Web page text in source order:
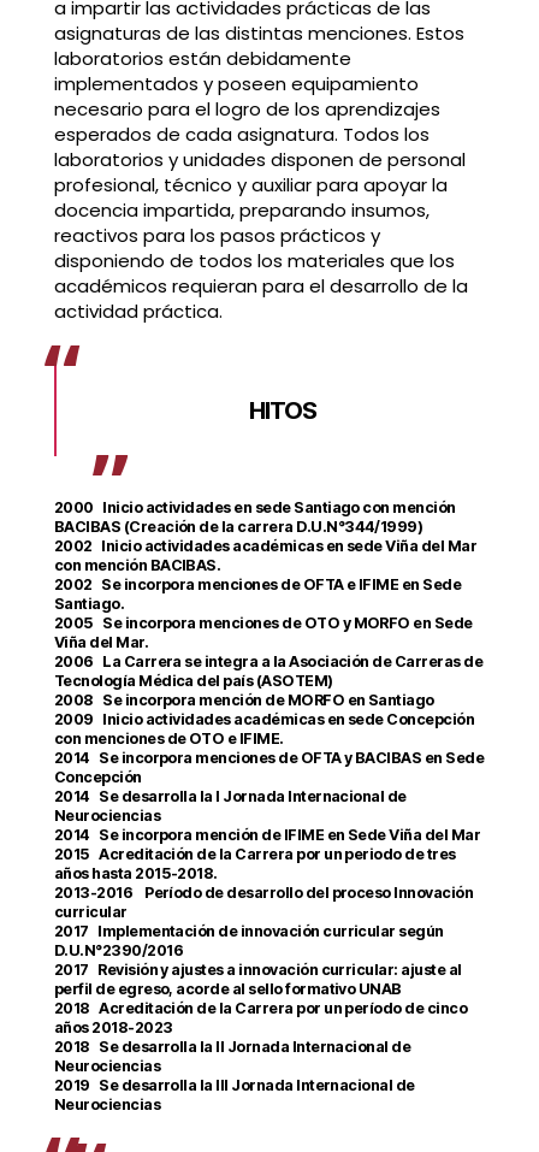
a impartir las actividades prácticas de las
asignaturas de las distintas menciones. Estos
laboratorios están debidamente
implementados y poseen equipamiento
necesario para el logro de los aprendizajes
esperados de cada asignatura. Todos los
laboratorios y unidades disponen de personal
profesional, técnico y auxiliar para apoyar la
docencia impartida, preparando insumos,
reactivos para los pasos prácticos y
disponiendo de todos los materiales que los
académicos requieran para el desarrollo de la
actividad práctica.
HITOS
2000 Inicio actividades en sede Santiago con mención
BACIBAS (Creación de la carrera D.U.N°344/1999)
2002 Inicio actividades académicas en sede Viña del Mar
con mención BACIBAS.
2002 Se incorpora menciones de OFTA e IFIME en Sede
Santiago.
2005 Se incorpora menciones de OTO y MORFO en Sede
Viña del Mar.
2006 La Carrera se integra a la Asociación de Carreras de
Tecnología Médica del país (ASOTEM)
2008 Se incorpora mención de MORFO en Santiago
2009 Inicio actividades académicas en sede Concepción
con menciones de OTO e IFIME.
2014 Se incorpora menciones de OFTA y BACIBAS en Sede
Concepción
2014 Se desarrolla la I Jornada Internacional de
Neurociencias
2014 Se incorpora mención de IFIME en Sede Viña del Mar
2015 Acreditación de la Carrera por un periodo de tres
años hasta 2015-2018.
2013-2016 Período de desarrollo del proceso Innovación
curricular
2017 Implementación de innovación curricular según
D.U.N°2390/2016
2017 Revisión y ajustes a innovación curricular: ajuste al
perfil de egreso, acorde al sello formativo UNAB
2018 Acreditación de la Carrera por un período de cinco
años 2018-2023
2018 Se desarrolla la II Jornada Internacional de
Neurociencias
2019 Se desarrolla la III Jornada Internacional de
Neurociencias